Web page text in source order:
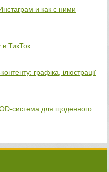
и как с ними
в ТикТок
графіка, ілюстрації
система для щоденного